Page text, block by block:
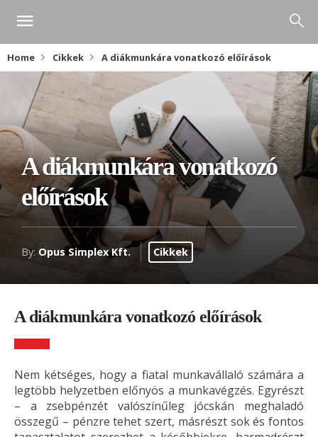
Home Cikkek A diákmunkára vonatkozó előírások
A diákmunkára vonatkozó
előírások
By: Opus Simplex Kft. Cikkek
A diákmunkára vonatkozó előírások
Nem kétséges, hogy a fiatal munkavállaló számára a
legtöbb helyzetben előnyös a munkavégzés. Egyrészt
– a zsebpénzét valószínűleg jócskán meghaladó
összegű – pénzre tehet szert, másrészt sok és fontos